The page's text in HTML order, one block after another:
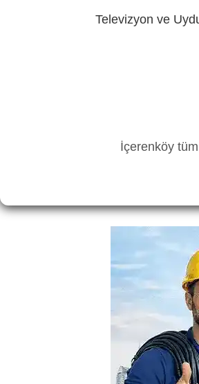
Televizyon ve
İçerenköy